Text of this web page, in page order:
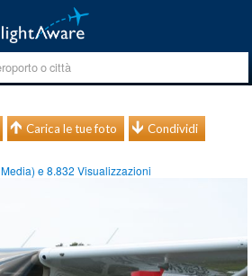
Carica le tue foto Condividi
Media) e8.832 Visualizzazioni